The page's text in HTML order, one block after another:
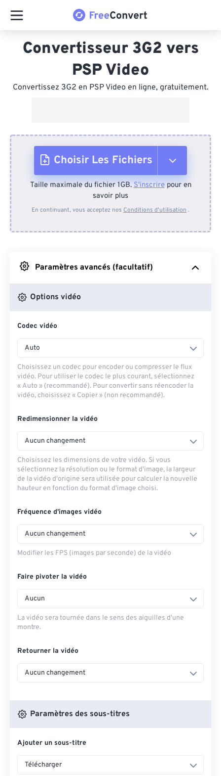
Convertisseur 3G2 vers
PSP Video
Convertissez 3G2 en PSP Video en ligne, gratuitement.
Choisir Les Fichiers
Depuis l'appareil
Depuis Google Drive
Depuis OneDrive
Taille maximale du fichier 1GB.S'inscrirepour en
savoir plus
En continuant, vous acceptez nos Conditions d'utilisation .
Paramètres avancés (facultatif)
Options vidéo
Codec vidéo
Auto
Choisissez un codec pour encoder ou compresser le flux
vidéo. Pour utiliser le codec le plus courant, sélectionnez
« Auto » (recommandé). Pour convertir sans réencoder la
vidéo, choisissez « Copier » (non recommandé).
Redimensionner la vidéo
Aucun changement
Choisissez les dimensions de votre vidéo. Si vous
sélectionnez la résolution ou le format d'image, la largeur
de la vidéo d'origine sera utilisée pour calculer la nouvelle
hauteur en fonction du format d'image choisi.
Fréquence d'images vidéo
Aucun changement
Modifier les FPS (images par seconde) de la vidéo
Faire pivoter la vidéo
Aucun
La vidéo sera tournée dans le sens des aiguilles d'une
montre.
Retourner la vidéo
Aucun changement
Paramètres des sous-titres
Ajouter un sous-titre
Télécharger